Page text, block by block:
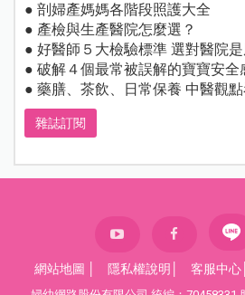
● 剖婦產媽媽各階段照護大全
● 產檢與生產醫院怎麼選？
● 好醫師５大檢驗標準 選對醫院
● 破解４個最常被誤解的寶寶安全
● 藥膳、茶飲、日常保養 中醫觀
雜誌訂閱
網站地圖 隱私權說明 客服中心